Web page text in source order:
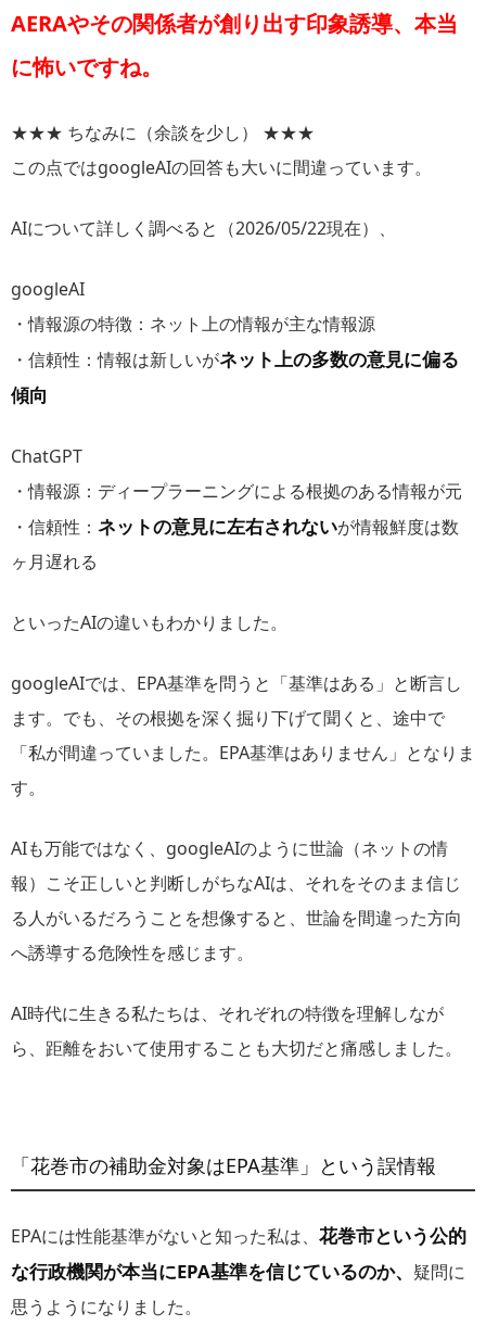
AERAやその関係者が創り出す印象誘導、本当
に怖いですね。
★★★ ちなみに（余談を少し） ★★★
この点ではgoogleAIの回答も大いに間違っています。
AIについて詳しく調べると（2026/05/22現在）、
googleAI
・情報源の特徴：ネット上の情報が主な情報源
・信頼性：情報は新しいがネット上の多数の意見に偏る
傾向
ChatGPT
・情報源：ディープラーニングによる根拠のある情報が元
・信頼性： ネットの意見に左右されないが情報鮮度は数
ヶ月遅れる
といったAIの違いもわかりました。
googleAIでは、EPA基準を問うと「基準はある」と断言し
ます。でも、その根拠を深く掘り下げて聞くと、途中で
「私が間違っていました。EPA基準はありません」となりま
す。
AIも万能ではなく、googleAIのように世論（ネットの情
報）こそ正しいと判断しがちなAIは、それをそのまま信じ
る人がいるだろうことを想像すると、世論を間違った方向
へ誘導する危険性を感じます。
AI時代に生きる私たちは、それぞれの特徴を理解しなが
ら、距離をおいて使用することも大切だと痛感しました。
「花巻市の補助金対象はEPA基準」という誤情報
EPAには性能基準がないと知った私は、 花巻市という公的
な行政機関が本当にEPA基準を信じているのか、 疑問に
思うようになりました。